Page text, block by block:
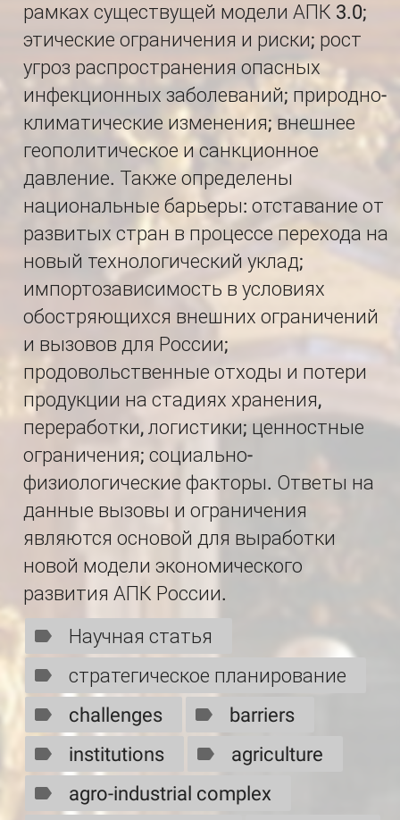
рамках существущей модели АПК 3.0;
этические ограничения и риски; рост
угроз распространения опасных
инфекционных заболеваний; природно-
климатические изменения; внешнее
геополитическое и санкционное
давление. Также определены
национальные барьеры: отставание от
развитых стран в процессе перехода на
новый технологический уклад;
импортозависимость в условиях
обостряющихся внешних ограничений
и вызовов для России;
продовольственные отходы и потери
продукции на стадиях хранения,
переработки, логистики; ценностные
ограничения; социально-
физиологические факторы. Ответы на
данные вызовы и ограничения
являются основой для выработки
новой модели экономического
развития АПК России.
Научная статья
стратегическое планирование
challenges
barriers
institutions
agriculture
agro-industrial complex